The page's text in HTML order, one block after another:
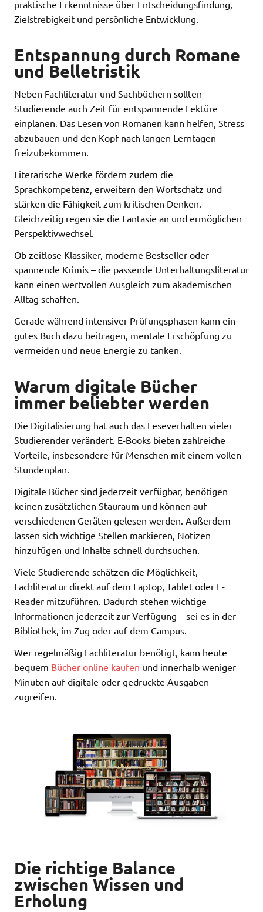
praktische Erkenntnisse über Entscheidungsfindung,
Zielstrebigkeit und persönliche Entwicklung.
Entspannung durch Romane
und Belletristik
Neben Fachliteratur und Sachbüchern sollten
Studierende auch Zeit für entspannende Lektüre
einplanen. Das Lesen von Romanen kann helfen, Stress
abzubauen und den Kopf nach langen Lerntagen
freizubekommen.
Literarische Werke fördern zudem die
Sprachkompetenz, erweitern den Wortschatz und
stärken die Fähigkeit zum kritischen Denken.
Gleichzeitig regen sie die Fantasie an und ermöglichen
Perspektivwechsel.
Ob zeitlose Klassiker, moderne Bestseller oder
spannende Krimis – die passende Unterhaltungsliteratur
kann einen wertvollen Ausgleich zum akademischen
Alltag schaffen.
Gerade während intensiver Prüfungsphasen kann ein
gutes Buch dazu beitragen, mentale Erschöpfung zu
vermeiden und neue Energie zu tanken.
Warum digitale Bücher
immer beliebter werden
Die Digitalisierung hat auch das Leseverhalten vieler
Studierender verändert. E-Books bieten zahlreiche
Vorteile, insbesondere für Menschen mit einem vollen
Stundenplan.
Digitale Bücher sind jederzeit verfügbar, benötigen
keinen zusätzlichen Stauraum und können auf
verschiedenen Geräten gelesen werden. Außerdem
lassen sich wichtige Stellen markieren, Notizen
hinzufügen und Inhalte schnell durchsuchen.
Viele Studierende schätzen die Möglichkeit,
Fachliteratur direkt auf dem Laptop, Tablet oder E-
Reader mitzuführen. Dadurch stehen wichtige
Informationen jederzeit zur Verfügung – sei es in der
Bibliothek, im Zug oder auf dem Campus.
Wer regelmäßig Fachliteratur benötigt, kann heute
bequem Bücher online kaufen und innerhalb weniger
Minuten auf digitale oder gedruckte Ausgaben
zugreifen.
Die richtige Balance
zwischen Wissen und
Erholung